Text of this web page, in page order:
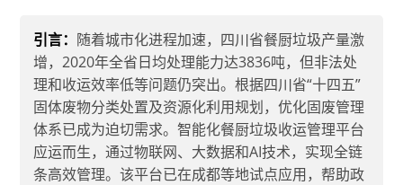
引言： 随着城市化进程加速，四川省餐厨垃圾产量激
增，2020年全省日均处理能力达3836吨，但非法处
理和收运效率低等问题仍突出。根据四川省“十四五”
固体废物分类处置及资源化利用规划，优化固废管理
体系已成为迫切需求。智能化餐厨垃圾收运管理平台
应运而生，通过物联网、大数据和AI技术，实现全链
条高效管理。该平台已在成都等地试点应用，帮助政